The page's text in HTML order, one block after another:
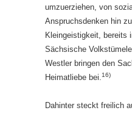
umzuerziehen, von
Anspruchsdenken hin
Kleingeistigkeit, bereits
Sächsische
Westler bringen den
Heimatliebe bei.16)
Dahinter steckt freilich